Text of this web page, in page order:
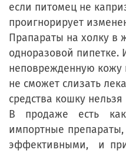
если питомец не
проигнорирует
Прапараты на холку в
одноразовой пипетке.
неповрежденную кожу
не сможет слизать
средства кошку
В продаже есть
импортные
эффективными, и при